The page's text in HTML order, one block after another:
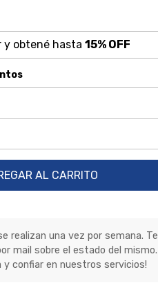
y obtené hasta 15% OFF
AL CARRITO
realizan una vez por semana. Te
mail sobre el estado del mismo.
y confiar en nuestros servicios!